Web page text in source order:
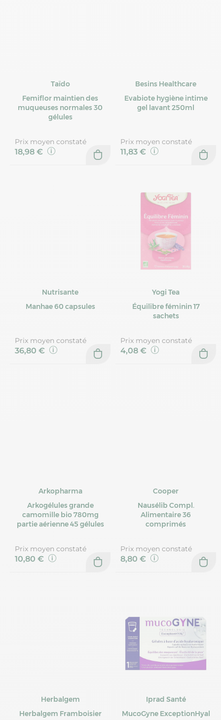
Taïdo
Femiflor maintien des
muqueuses normales 30
gélules
Prix moyen constaté
18,98 €
Besins Healthcare
Evabiote hygiène intime
gel lavant 250ml
Prix moyen constaté
11,83 €
Nutrisante
Manhae 60 capsules
Prix moyen constaté
36,80 €
Yogi Tea
Équilibre féminin 17
sachets
Prix moyen constaté
4,08 €
Arkopharma
Arkogélules grande
camomille bio 780mg
partie aérienne 45 gélules
Prix moyen constaté
10,80 €
Cooper
Nausélib Compl.
Alimentaire 36
comprimés
Prix moyen constaté
8,80 €
Herbalgem
Herbalgem Framboisier
Iprad Santé
MucoGyne ExceptionHyal